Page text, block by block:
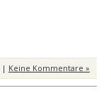
| Keine Kommentare »